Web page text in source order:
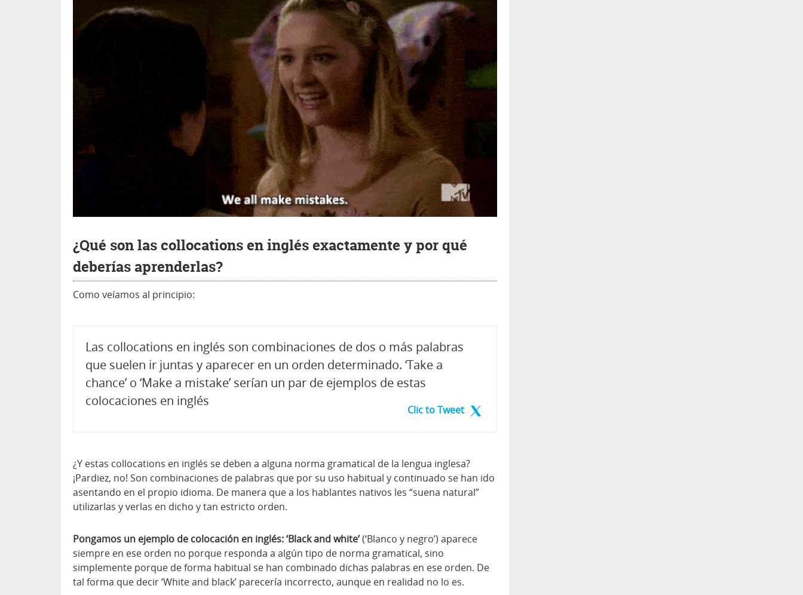
¿Qué son las collocations en inglés exactamente y por qué
deberías aprenderlas?
Como veíamos al principio:
Las collocations en inglés son combinaciones de dos o más palabras
que suelen ir juntas y aparecer en un orden determinado. ‘Take a
chance’ o ‘Make a mistake’ serían un par de ejemplos de estas
colocaciones en inglés
Clic to Tweet
¿Y estas collocations en inglés se deben a alguna norma gramatical de la lengua inglesa?
¡Pardiez, no! Son combinaciones de palabras que por su uso habitual y continuado se han ido
asentando en el propio idioma. De manera que a los hablantes nativos les “suena natural”
utilizarlas y verlas en dicho y tan estricto orden.
Pongamos un ejemplo de colocación en inglés: ‘Black and white’(‘Blanco y negro’) aparece
siempre en ese orden no porque responda a algún tipo de norma gramatical, sino
simplemente porque de forma habitual se han combinado dichas palabras en ese orden. De
tal forma que decir ‘White and black’ parecería incorrecto, aunque en realidad no lo es.